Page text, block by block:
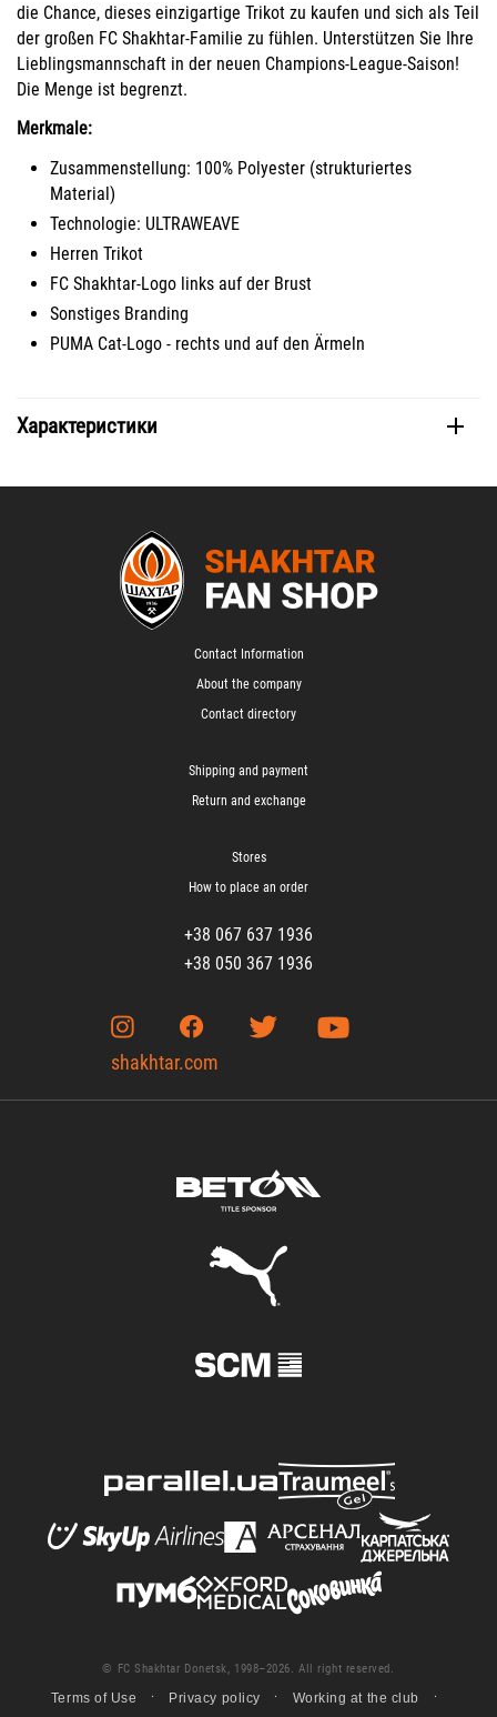
die Chance, dieses einzigartige Trikot zu kaufen und sich als Teil
der großen FC Shakhtar-Familie zu fühlen. Unterstützen Sie Ihre
Lieblingsmannschaft in der neuen Champions-League-Saison!
Die Menge ist begrenzt.
Merkmale:
Zusammenstellung: 100% Polyester (strukturiertes
Material)
Technologie: ULTRAWEAVE
Herren Trikot
FC Shakhtar-Logo links auf der Brust
Sonstiges Branding
PUMA Cat-Logo - rechts und auf den Ärmeln
Характеристики
Contact Information
About the company
Contact directory
Shipping and payment
Return and exchange
Stores
How to place an order
+38 067 637 1936
+38 050 367 1936
shakhtar.com
© FC Shakhtar Donetsk, 1998–2026. All right reserved.
Terms of Use Privacy policy Working at the club